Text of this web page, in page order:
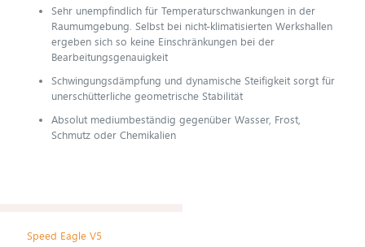
Sehr unempfindlich für Temperaturschwankungen in der
Raumumgebung. Selbst bei nicht-klimatisierten Werkshallen
ergeben sich so keine Einschränkungen bei der
Bearbeitungsgenauigkeit
Schwingungsdämpfung und dynamische Steifigkeit sorgt für
unerschütterliche geometrische Stabilität
Absolut mediumbeständig gegenüber Wasser, Frost,
Schmutz oder Chemikalien
Speed Eagle V5